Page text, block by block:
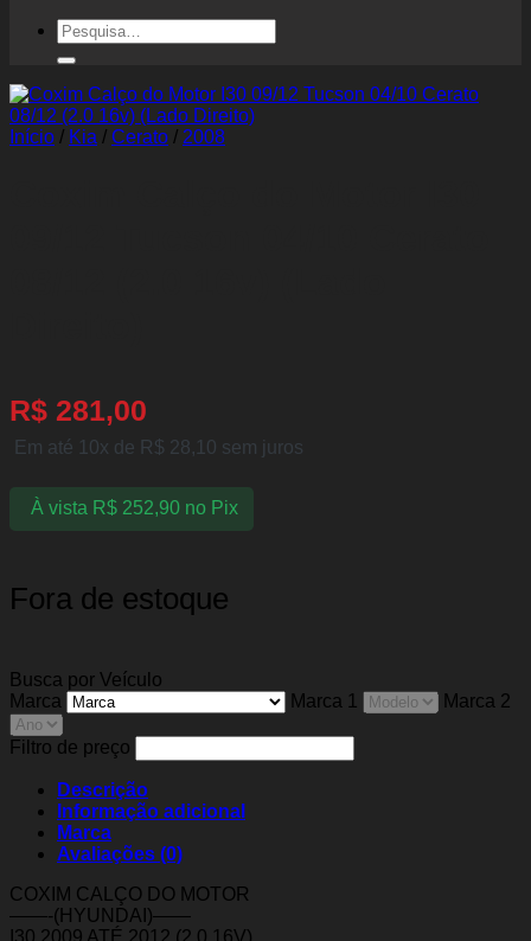
Pesquisar
por:
Início / Kia / Cerato / 2008
R$ 281,00
Em até 10x de R$ 28,10 sem juros
À vista R$252,90 no Pix
Fora de estoque
Busca por Veículo
Marca
Marca 1 Marca 2
Filtro de preço
Descrição
Informação adicional
Marca
Avaliações (0)
COXIM CALÇO DO MOTOR
——-(HYUNDAI)——
I30 2009 ATÉ 2012 (2.0 16V)